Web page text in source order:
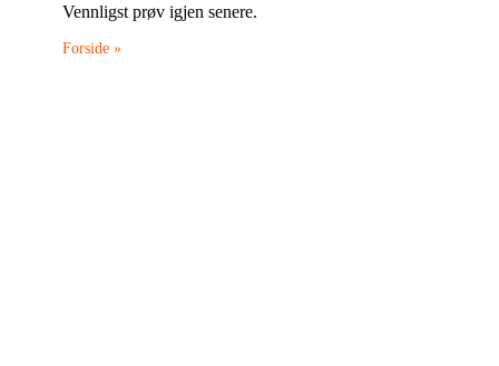
Vennligst prøv igjen senere.
Forside »